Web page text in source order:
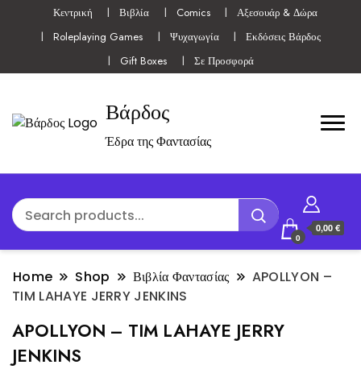
Κεντρική Βιβλία Comics
Αξεσουάρ & Δώρα
Roleplaying Games
Ψυχαγωγία
Εκδόσεις Βάρδος
Gift Boxes
Σε Προσφορά
Βάρδος
Έδρα της Φαντασίας
0
0,00 €
Home Shop Βιβλία Φαντασίας
APOLLYON –
TIM LAHAYE JERRY JENKINS
APOLLYON – TIM LAHAYE JERRY
JENKINS